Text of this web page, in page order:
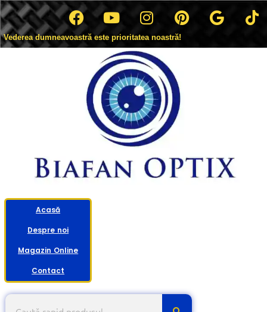
Vederea dumneavoastră este prioritatea noastră!
Acasă
Despre noi
Magazin Online
Contact